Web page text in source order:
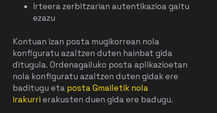
Irteera zerbitzarian autentikazioa gaitu
ezazu
Kontuan izan posta mugikorrean nola
konfiguratu azaltzen duten hainbat gida
ditugula. Ordenagailuko posta aplikazioetan
nola konfiguratu azaltzen duten gidak ere
baditugu eta posta Gmailetik nola
irakurri erakusten duen gida ere badugu.